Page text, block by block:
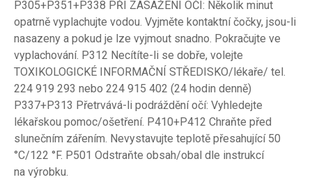
P305+P351+P338 PŘI ZASAŽENÍ OČÍ: Několik minut
opatrně vyplachujte vodou. Vyjměte kontaktní čočky, jsou-li
nasazeny a pokud je lze vyjmout snadno. Pokračujte ve
vyplachování. P312 Necítíte-li se dobře, volejte
TOXIKOLOGICKÉ INFORMAČNÍ STŘEDISKO/lékaře/ tel.
224 919 293 nebo 224 915 402 (24 hodin denně)
P337+P313 Přetrvává-li podráždění očí: Vyhledejte
lékařskou pomoc/ošetření. P410+P412 Chraňte před
slunečním zářením. Nevystavujte teplotě přesahující 50
°C/122 °F. P501 Odstraňte obsah/obal dle instrukcí
na výrobku.